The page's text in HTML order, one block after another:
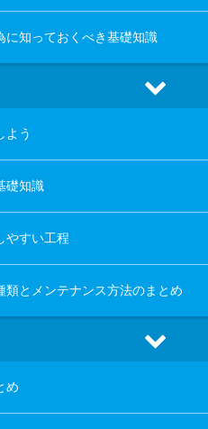
に知っておくべき基礎知識
よう
礎知識
やすい工程
類とメンテナンス方法のまとめ
め